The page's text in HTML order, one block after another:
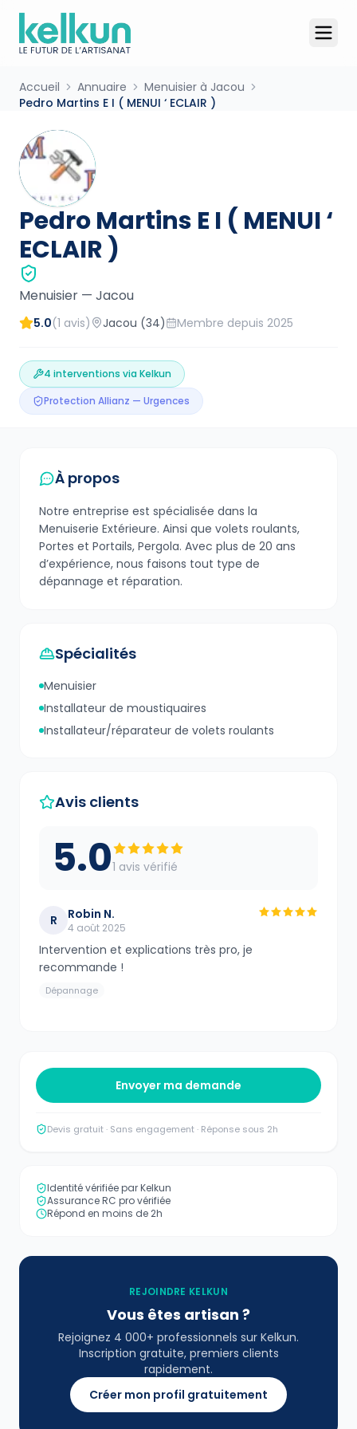
Accueil Annuaire
Menuisier à Jacou
Pedro Martins E I ( MENUI ‘ ECLAIR )
Pedro Martins E I ( MENUI ‘
ECLAIR )
Menuisier — Jacou
5.0(1 avis) Jacou (34) Membre depuis 2025
4 interventions via Kelkun
Protection Allianz — Urgences
À propos
Notre entreprise est spécialisée dans la
Menuiserie Extérieure. Ainsi que volets roulants,
Portes et Portails, Pergola. Avec plus de 20 ans
d’expérience, nous faisons tout type de
dépannage et réparation.
Spécialités
Menuisier
Installateur de moustiquaires
Installateur/réparateur de volets roulants
Avis clients
5.01 avis vérifié
R Robin N.
4 août 2025
Intervention et explications très pro, je
recommande !
Dépannage
Envoyer ma demande
Devis gratuit · Sans engagement · Réponse sous 2h
Identité vérifiée par Kelkun
Assurance RC pro vérifiée
Répond en moins de 2h
REJOINDRE KELKUN
Vous êtes artisan ?
Rejoignez 4 000+ professionnels sur Kelkun.
Inscription gratuite, premiers clients
rapidement.
Créer mon profil gratuitement